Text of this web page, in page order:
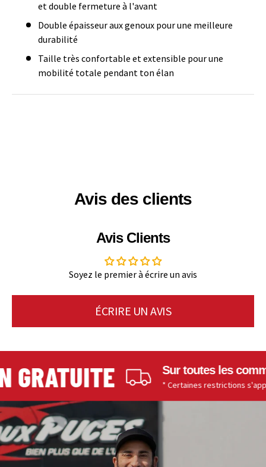
et double fermeture à l'avant
Double épaisseur aux genoux pour une meilleure
durabilité
Taille très confortable et extensible pour une
mobilité totale pendant ton élan
Avis des clients
Avis Clients
Soyez le premier à écrire un avis
ÉCRIRE UN AVIS
Sur toutes les
* Certaines restrictions